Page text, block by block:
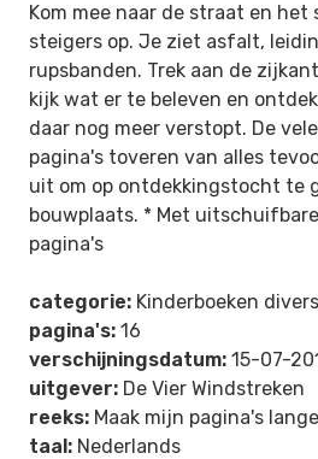
Kom mee naar de straat en het
steigers op. Je ziet asfalt,
rupsbanden. Trek aan de
kijk wat er te beleven en
daar nog meer verstopt. De
pagina's toveren van alles
uit om op ontdekkingstocht te
bouwplaats. * Met
pagina's
categorie: Kinderboeken
pagina's: 16
verschijningsdatum: 15-07-
uitgever: De Vier Windstreken
reeks: Maak mijn pagina's
taal: Nederlands